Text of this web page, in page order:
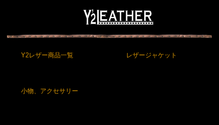
Y2レザー商品一覧 レザージャケット
小物、アクセサリー